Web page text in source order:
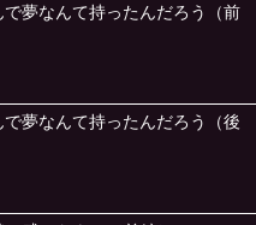
夢なんて持ったんだろう（前
夢なんて持ったんだろう（後